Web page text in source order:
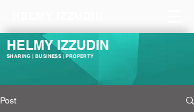
HELMY IZZUDIN
SHARING | BUSINESS | PROPERTY
Post